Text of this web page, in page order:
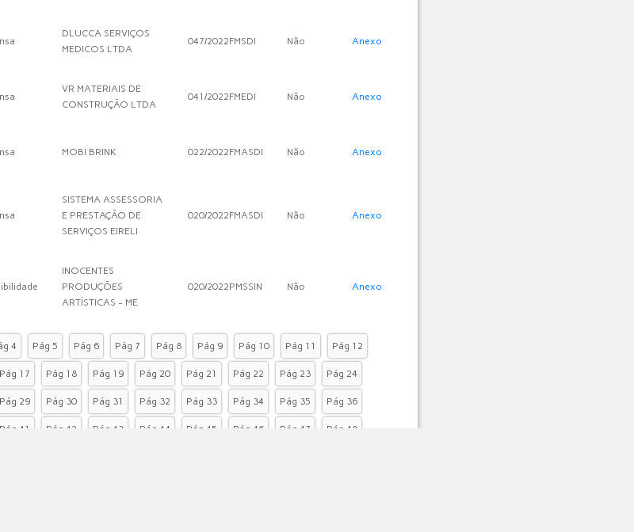
DLUCCA SERVIÇOS
MEDICOS LTDA
047/2022FMSDI Não Anexo
VR MATERIAIS DE
CONSTRUÇÃO LTDA
041/2022FMEDI Não Anexo
MOBI BRINK 022/2022FMASDI Não Anexo
SISTEMA ASSESSORIA
E PRESTAÇÃO DE
SERVIÇOS EIRELI
020/2022FMASDI Não Anexo
INOCENTES
PRODUÇÕES
ARTÍSTICAS - ME
020/2022PMSSIN Não Anexo
4 Pág 5 Pág 6 Pág 7 Pág 8 Pág 9 Pág 10 Pág 11 Pág 12
Pág 17 Pág 18 Pág 19 Pág 20 Pág 21 Pág 22 Pág 23 Pág 24
Pág 29 Pág 30 Pág 31 Pág 32 Pág 33 Pág 34 Pág 35 Pág 36
Pág 41 Pág 42 Pág 43 Pág 44 Pág 45 Pág 46 Pág 47 Pág 48